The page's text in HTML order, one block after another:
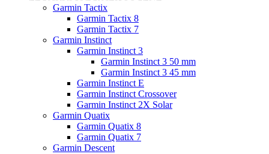
Garmin Tactix
Garmin Tactix 8
Garmin Tactix 7
Garmin Instinct
Garmin Instinct 3
Garmin Instinct 3 50 mm
Garmin Instinct 3 45 mm
Garmin Instinct E
Garmin Instinct Crossover
Garmin Instinct 2X Solar
Garmin Quatix
Garmin Quatix 8
Garmin Quatix 7
Garmin Descent